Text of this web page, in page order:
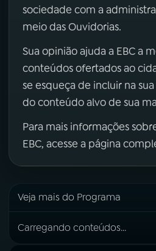
sociedade com a
meio das Ouvidorias.
Sua opinião ajuda a EBC a
conteúdos ofertados ao
se esqueça de incluir na
do conteúdo alvo de sua
Para mais informações
EBC, acesse a página
Veja mais do Programa
Carregando conteúdos...